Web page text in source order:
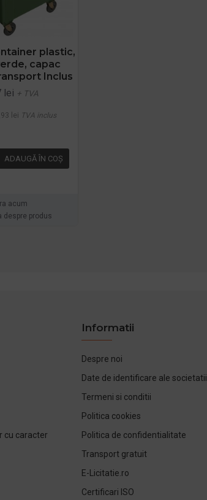
plastic,
capac
Inclus
lei + TVA
lei TVA inclus
ADAUGĂ ÎN COŞ
acum
despre produs
cu caracter
Informatii
Despre noi
Date de identificare ale societatii
Termeni si conditii
Politica cookies
Politica de confidentialitate
Transport gratuit
E-Licitatie.ro
Certificari ISO